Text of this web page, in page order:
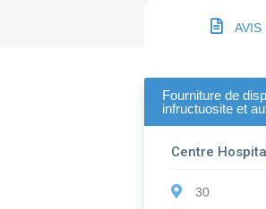
AVIS
Fourniture de
infructuosite et
Centre
30